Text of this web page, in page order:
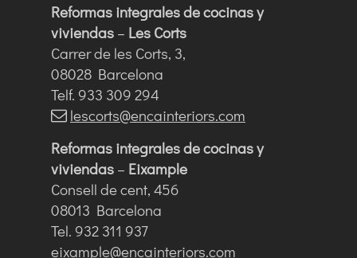
Reformas integrales de cocinas y
viviendas – Les Corts
Carrer de les Corts, 3,
08028 Barcelona
Telf. 933 309 294
lescorts@encainteriors.com
Reformas integrales de cocinas y
viviendas – Eixample
Consell de cent, 456
08013 Barcelona
Tel. 932 311 937
eixample@encainteriors.com